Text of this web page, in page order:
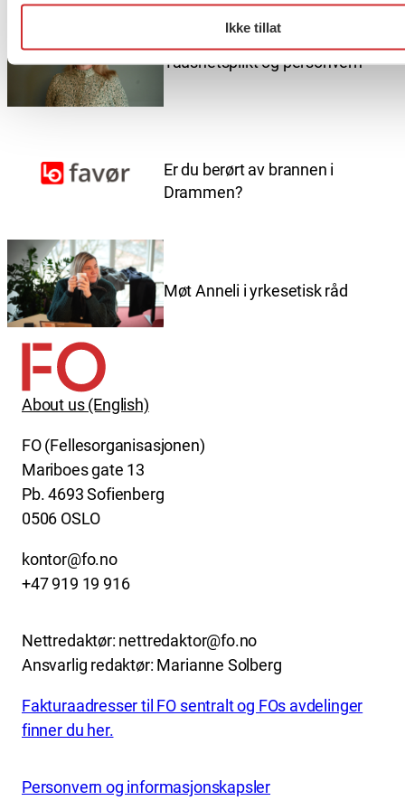
Ikke tillat
Taushetsplikt og personvern
Er du berørt av brannen i
Drammen?
Møt Anneli i yrkesetisk råd
About us (English)
FO (Fellesorganisasjonen)
Mariboes gate 13
Pb. 4693 Sofienberg
0506 OSLO
kontor@fo.no
+47 919 19 916
Nettredaktør: nettredaktor@fo.no
Ansvarlig redaktør: Marianne Solberg
Fakturaadresser til FO sentralt og FOs avdelinger
finner du her.
Personvern og informasjonskapsler